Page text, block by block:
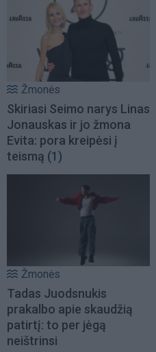
Žmonės
Skiriasi Seimo narys Linas
Jonauskas ir jo žmona
Evita: pora kreipėsi į
teismą (1)
Žmonės
Tadas Juodsnukis
prakalbo apie skaudžią
patirtį: to per jėgą
neištrinsi